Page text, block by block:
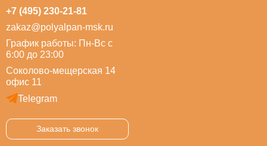
+7 (495) 230-21-81
zakaz@polyalpan-msk.ru
График работы: Пн-Вс с
6:00 до 23:00
Соколово-мещерская 14
офис 11
Telegram
Заказать звонок